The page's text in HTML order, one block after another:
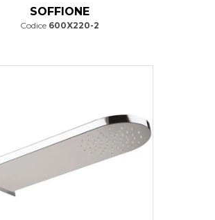
SOFFIONE
Codice 600X220-2